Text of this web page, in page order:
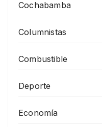
Cochabamba
Columnistas
Combustible
Deporte
Economía